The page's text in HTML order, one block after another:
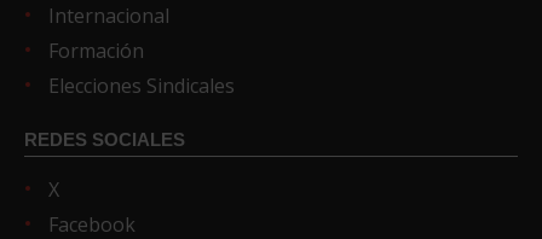
Internacional
Formación
Elecciones Sindicales
REDES SOCIALES
X
Facebook